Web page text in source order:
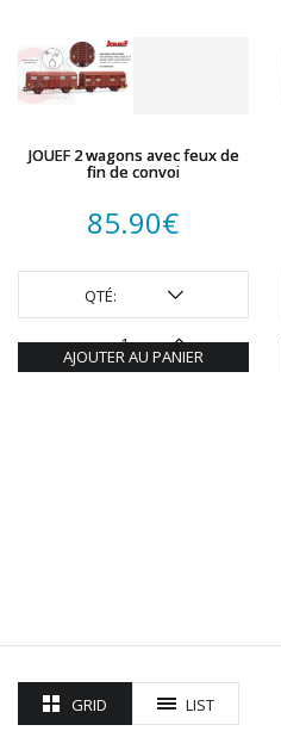
JOUEF 2 wagons avec feux de
fin de convoi
85.90€
QTÉ:
AJOUTER AU PANIER
GRID LIST